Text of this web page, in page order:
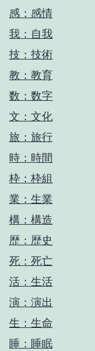
感：感情
我：自我
技：技術
教：教育
数：数字
文：文化
旅：旅行
時：時間
枠：枠組
業：生業
構：構造
歴：歴史
死：死亡
活：生活
演：演出
生：生命
睡：睡眠